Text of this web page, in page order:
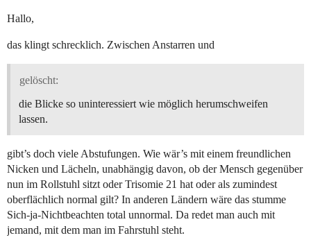
Hallo,
das klingt schrecklich. Zwischen Anstarren und
gelöscht:
die Blicke so uninteressiert wie möglich herumschweifen
lassen.
gibt’s doch viele Abstufungen. Wie wär’s mit einem freundlichen
Nicken und Lächeln, unabhängig davon, ob der Mensch gegenüber
nun im Rollstuhl sitzt oder Trisomie 21 hat oder als zumindest
oberflächlich normal gilt? In anderen Ländern wäre das stumme
Sich-ja-Nichtbeachten total unnormal. Da redet man auch mit
jemand, mit dem man im Fahrstuhl steht.